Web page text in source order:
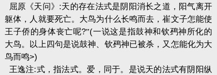
屈原《天问》 :天的存在法式是阴阳消长之道，阳气离开
躯体，人就要死亡。大鸟为什么长鸣而去，崔文子怎能使
王子侨的身体丧亡呢?”(一说这是指鼓神和钦䲹神所化的
大鸟。以上四句是说鼓神、钦䲹神已被杀，又怎能化为大
鸟而鸣>)
王逸注:式，指法式。爱，同于。是说天的法式有阴阳纵